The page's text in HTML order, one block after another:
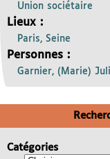
Union sociétaire
Lieux :
Paris, Seine
Personnes :
Garnier, (Marie)
Catégories